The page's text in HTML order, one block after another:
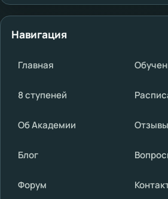
Навигация
Главная
8 ступеней
Об Академии Отзывы
Блог
Форум